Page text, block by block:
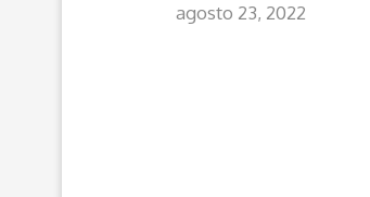
agosto 23, 2022